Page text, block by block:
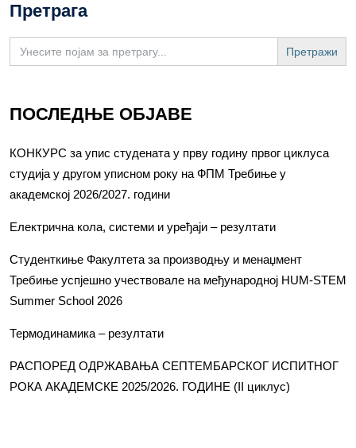
Претрага
Search
for:
ПОСЛЕДЊЕ ОБЈАВЕ
КОНКУРС за упис студената у прву годину првог циклуса
студија у другом уписном року на ФПМ Требиње у
академској 2026/2027. години
Електрична кола, системи и уређаји – резултати
Студенткиње Факултета за производњу и менаџмент
Требиње успјешно учествовале на међународној HUM-STEM
Summer School 2026
Термодинамика – резултати
РАСПОРЕД ОДРЖАВАЊА СЕПТЕМБАРСКОГ ИСПИТНОГ
РОКА АКАДЕМСКЕ 2025/2026. ГОДИНЕ (II циклус)